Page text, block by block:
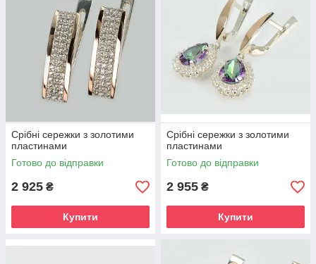
Срібні сережки з золотими
пластинами
Готово до відправки
2 925 ₴
Купити
Срібні сережки з золотими
пластинами
Готово до відправки
2 955 ₴
Купити